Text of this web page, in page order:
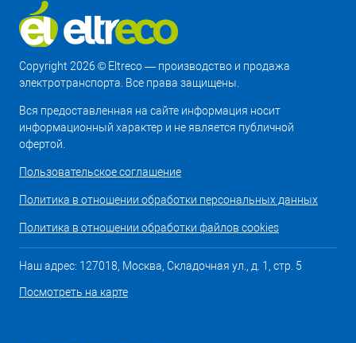
Copyright 2026 © Eltreco — производство и продажа
электротранспорта. Все права защищены.
Вся предоставленная на сайте информация носит
информационный характер и не является публичной
офертой.
Пользовательское соглашение
Политика в отношении обработки персональных данных
Политика в отношении обработки файлов cookies
Наш адрес: 127018, Москва, Складочная ул., д. 1, стр. 5
Посмотреть на карте